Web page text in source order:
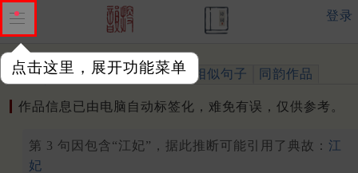
点击这里，展开功能菜单
登录
作品 标注四声 出处、引用 相似句子 同韵作品
作品信息已由电脑自动标签化，难免有误，仅供参考。
第 3 句因包含“江妃”，据此推断可能引用了典故： 江
妃